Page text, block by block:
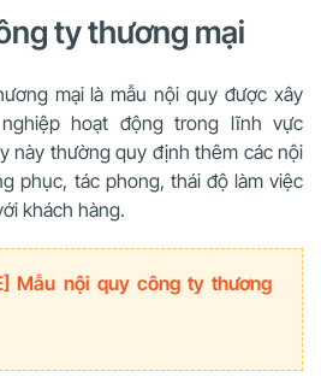
ty thương mại
mại là mẫu nội quy được xây
hoạt động trong lĩnh vực
này thường quy định thêm các nội
phục, tác phong, thái độ làm việc
khách hàng.
Mẫu nội quy công ty thương